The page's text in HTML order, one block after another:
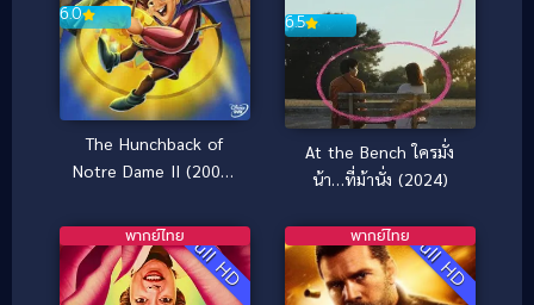
6.0
The Hunchback of
Notre Dame II (2002)
ดาม ภาค 2
6.5
At the Bench ใครมั่ง
น้า…ที่ม้านั่ง (2024)
Full HD
พากย์ไทย Full HD
พากย์ไทย